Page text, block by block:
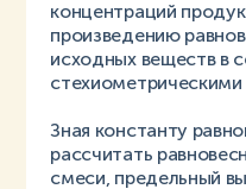
концентраций
произведению
исходных веществ в
Зная константу
рассчитать
смеси, предельный